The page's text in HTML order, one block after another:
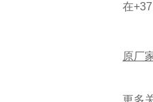
在
原厂
更多